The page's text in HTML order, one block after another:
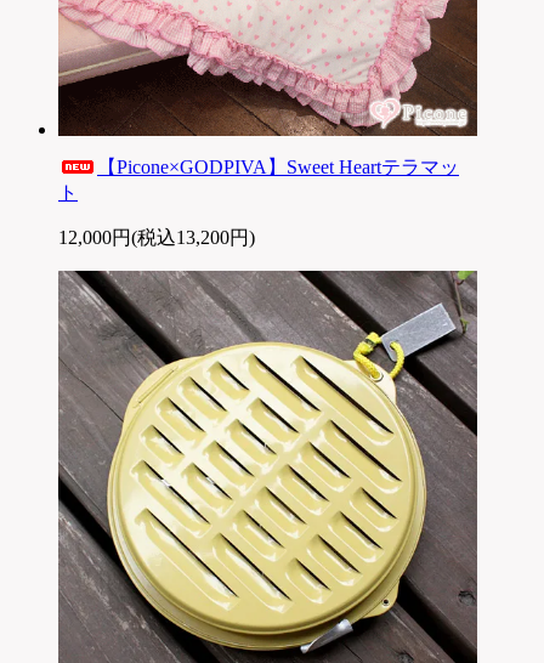
【Picone×GODPIVA】Sweet Heartテラマッ
ト
12,000円(税込13,200円)